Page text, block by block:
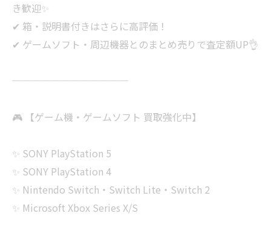
き歓迎✨
✔ 箱・説明書付きはさらに高評価！
✔ ゲームソフト・周辺機器とのまとめ売りで査定額UP👌
────────────
🎮 【ゲーム機・ゲームソフト 買取強化中】
✨ SONY PlayStation 5
✨ SONY PlayStation 4
✨ Nintendo Switch・Switch Lite・Switch 2
✨ Microsoft Xbox Series X/S